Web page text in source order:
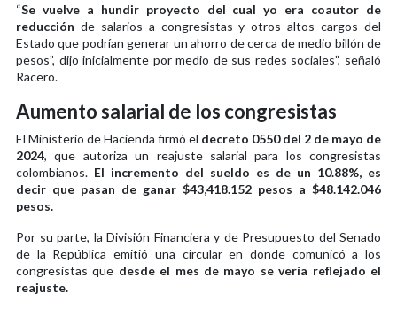
“Se vuelve a hundir proyecto del cual yo era coautor de
reducción de salarios a congresistas y otros altos cargos del
Estado que podrían generar un ahorro de cerca de medio billón de
pesos”, dijo inicialmente por medio de sus redes sociales”, señaló
Racero.
Aumento salarial de los congresistas
El Ministerio de Hacienda firmó el decreto 0550 del 2 de mayo de
2024, que autoriza un reajuste salarial para los congresistas
colombianos. El incremento del sueldo es de un 10.88%, es
decir que pasan de ganar $43,418.152 pesos a $48.142.046
pesos.
Por su parte, la División Financiera y de Presupuesto del Senado
de la República emitió una circular en donde comunicó a los
congresistas que desde el mes de mayo se vería reflejado el
reajuste.